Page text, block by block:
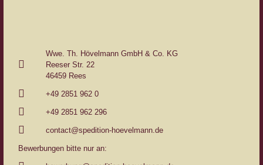
Wwe. Th. Hövelmann GmbH & Co. KG
Reeser Str. 22
46459 Rees
+49 2851 962 0
+49 2851 962 296
contact@spedition-hoevelmann.de
Bewerbungen bitte nur an: